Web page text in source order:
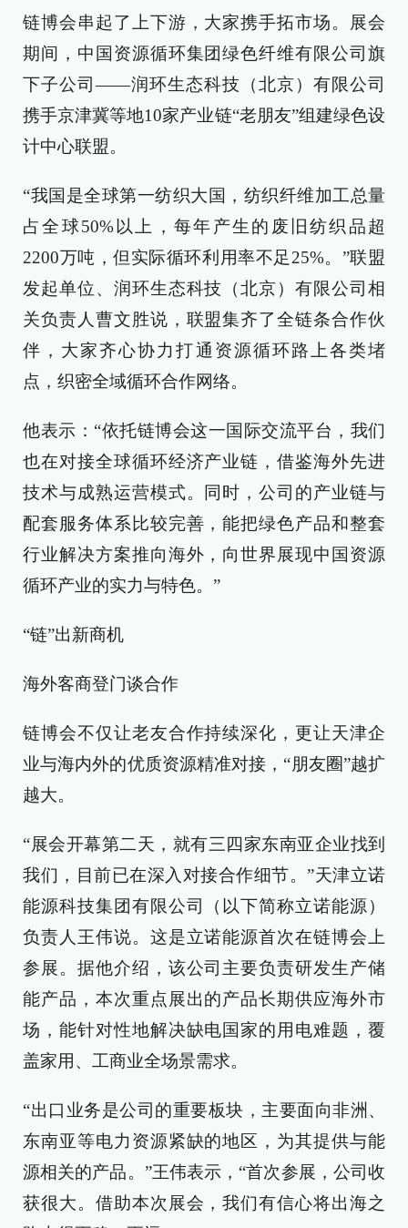
链博会串起了上下游，大家携手拓市场。展会
期间，中国资源循环集团绿色纤维有限公司旗
下子公司——润环生态科技（北京）有限公司
携手京津冀等地10家产业链“老朋友”组建绿色设
计中心联盟。
“我国是全球第一纺织大国，纺织纤维加工总量
占全球50%以上，每年产生的废旧纺织品超
2200万吨，但实际循环利用率不足25%。”联盟
发起单位、润环生态科技（北京）有限公司相
关负责人曹文胜说，联盟集齐了全链条合作伙
伴，大家齐心协力打通资源循环路上各类堵
点，织密全域循环合作网络。
他表示：“依托链博会这一国际交流平台，我们
也在对接全球循环经济产业链，借鉴海外先进
技术与成熟运营模式。同时，公司的产业链与
配套服务体系比较完善，能把绿色产品和整套
行业解决方案推向海外，向世界展现中国资源
循环产业的实力与特色。”
“链”出新商机
海外客商登门谈合作
链博会不仅让老友合作持续深化，更让天津企
业与海内外的优质资源精准对接，“朋友圈”越扩
越大。
“展会开幕第二天，就有三四家东南亚企业找到
我们，目前已在深入对接合作细节。”天津立诺
能源科技集团有限公司（以下简称立诺能源）
负责人王伟说。这是立诺能源首次在链博会上
参展。据他介绍，该公司主要负责研发生产储
能产品，本次重点展出的产品长期供应海外市
场，能针对性地解决缺电国家的用电难题，覆
盖家用、工商业全场景需求。
“出口业务是公司的重要板块，主要面向非洲、
东南亚等电力资源紧缺的地区，为其提供与能
源相关的产品。”王伟表示，“首次参展，公司收
获很大。借助本次展会，我们有信心将出海之